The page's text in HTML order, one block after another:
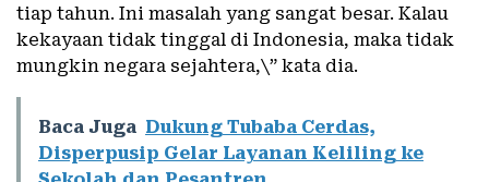
tiap tahun. Ini masalah yang sangat besar. Kalau
kekayaan tidak tinggal di Indonesia, maka tidak
mungkin negara sejahtera,\” kata dia.
Baca Juga Dukung Tubaba Cerdas,
Disperpusip Gelar Layanan Keliling ke